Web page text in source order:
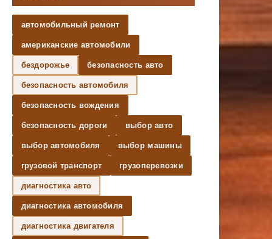
автомобильный ремонт
американские автомобили
бездорожье безопасность авто
безопасность автомобиля
безопасность вождения
безопасность дороги выбор авто
выбор автомобиля выбор машины
грузовой транспорт грузоперевозки
диагностика авто
диагностика автомобиля
диагностика двигателя